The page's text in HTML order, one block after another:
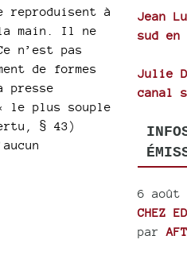
reproduisent à
main. Il ne
n’est pas
de formes
presse
le plus souple
§ 43)
Jean
sud
Julie
canal
6
CHEZ
par